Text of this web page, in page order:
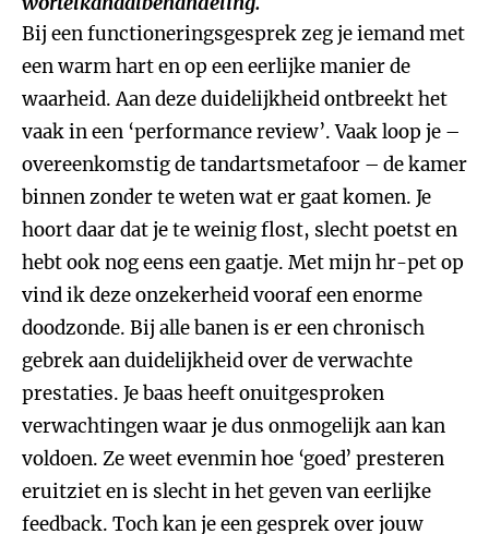
Bij een functioneringsgesprek zeg je iemand met
een warm hart en op een eerlijke manier de
waarheid. Aan deze duidelijkheid ontbreekt het
vaak in een ‘performance review’. Vaak loop je –
overeenkomstig de tandartsmetafoor – de kamer
binnen zonder te weten wat er gaat komen. Je
hoort daar dat je te weinig flost, slecht poetst en
hebt ook nog eens een gaatje. Met mijn hr-pet op
vind ik deze onzekerheid vooraf een enorme
doodzonde. Bij alle banen is er een chronisch
gebrek aan duidelijkheid over de verwachte
prestaties. Je baas heeft onuitgesproken
verwachtingen waar je dus onmogelijk aan kan
voldoen. Ze weet evenmin hoe ‘goed’ presteren
eruitziet en is slecht in het geven van eerlijke
feedback. Toch kan je een gesprek over jouw